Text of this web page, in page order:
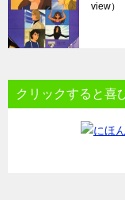
view）
クリックすると喜